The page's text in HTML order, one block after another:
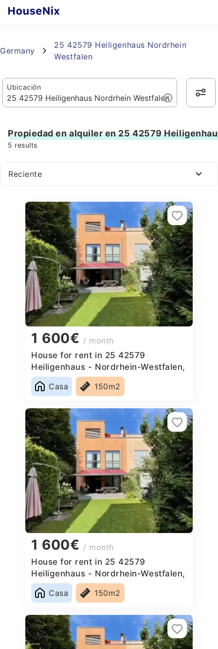
Germany
25 42579 Heiligenhaus Nordrhein
Westfalen
Ubicación
Propiedad en alquiler en 25 42579
5 results
Reciente
1 600€ / month
House for rent in 25 42579
Heiligenhaus - Nordrhein-Westfalen,
Germany
Casa
150m2
1 600€ / month
House for rent in 25 42579
Heiligenhaus - Nordrhein-Westfalen,
Germany
Casa
150m2